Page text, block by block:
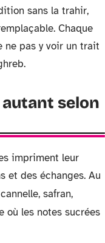
sans la trahir,
Chaque
ne pas y voir un trait
selon
impriment leur
et des échanges. Au
safran,
où les notes sucrées